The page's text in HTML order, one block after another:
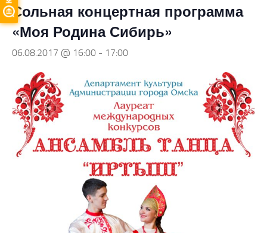
Сольная концертная программа
«Моя Родина Сибирь»
06.08.2017 @ 16:00 - 17:00